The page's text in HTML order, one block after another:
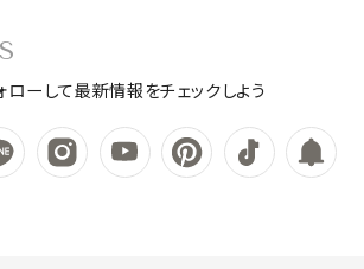
ローして最新情報をチェックしよう